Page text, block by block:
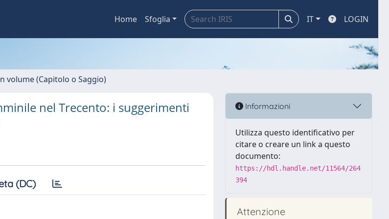
Home Sfoglia IT LOGIN
volume (Capitolo o Saggio)
nel Trecento: i suggerimenti
(DC)
Informazioni
Utilizza questo identificativo per
citare o creare un link a questo
documento:
https://hdl.handle.net/11564/264
394
Attenzione